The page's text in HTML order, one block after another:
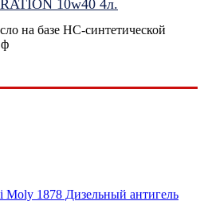
10w40 4л.
на базе HC-синтетической
ф